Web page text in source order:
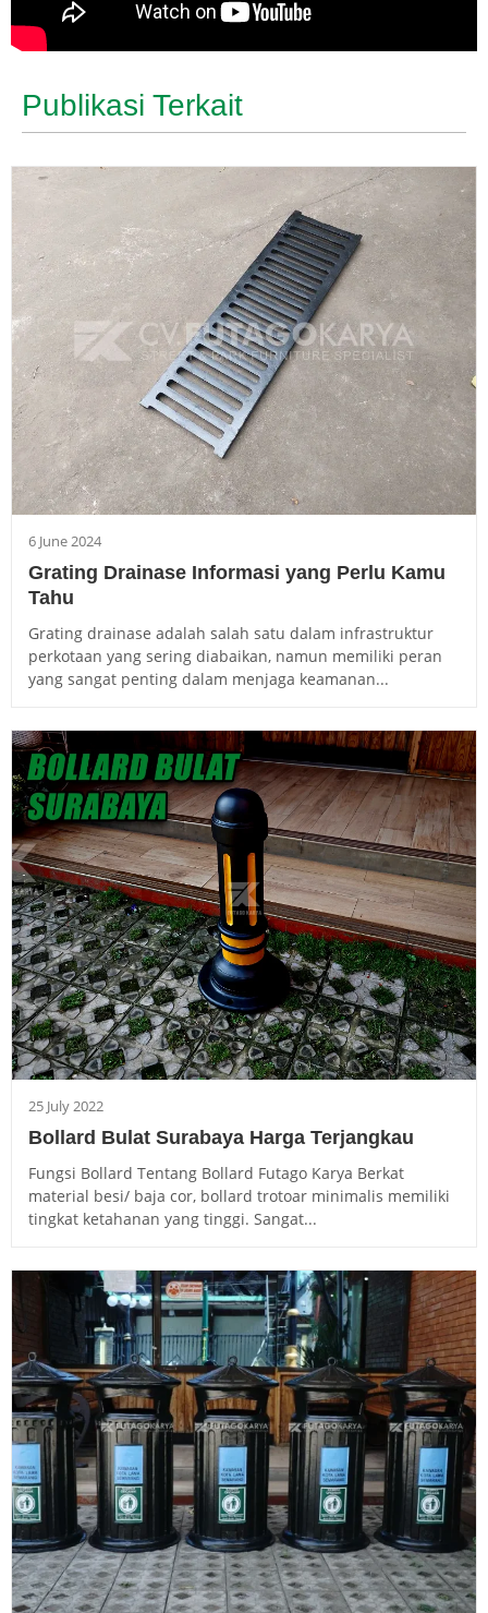
Publikasi Terkait
6 June 2024
Grating Drainase Informasi yang Perlu Kamu
Tahu
Grating drainase adalah salah satu dalam infrastruktur
perkotaan yang sering diabaikan, namun memiliki peran
yang sangat penting dalam menjaga keamanan...
25 July 2022
Bollard Bulat Surabaya Harga Terjangkau
Fungsi Bollard Tentang Bollard Futago Karya Berkat
material besi/ baja cor, bollard trotoar minimalis memiliki
tingkat ketahanan yang tinggi. Sangat...